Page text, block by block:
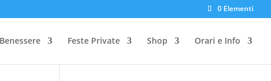
0 Elementi
Feste Private Shop Orari e Info